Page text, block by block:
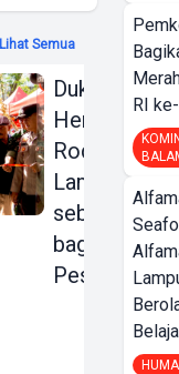
Lihat Semua
Dukung
Hemat Energi,
Rodalink
Lampung
sebagai
bagi para
Pesepeda
RI